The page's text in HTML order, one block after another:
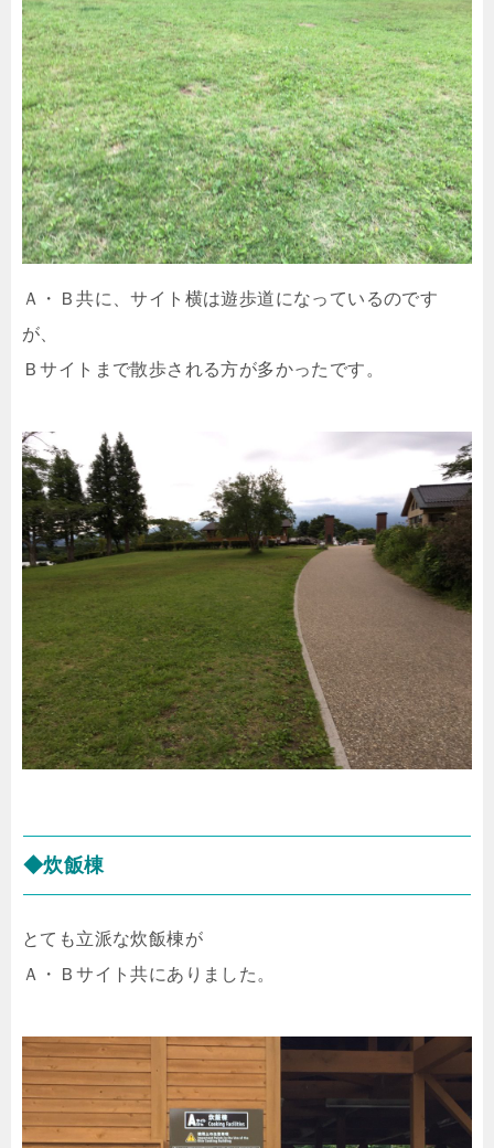
Ａ・Ｂ共に、サイト横は遊歩道になっているのです
が、
Ｂサイトまで散歩される方が多かったです。
◆炊飯棟
とても立派な炊飯棟が
Ａ・Ｂサイト共にありました。